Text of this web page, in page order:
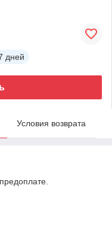
дней
Условия возврата